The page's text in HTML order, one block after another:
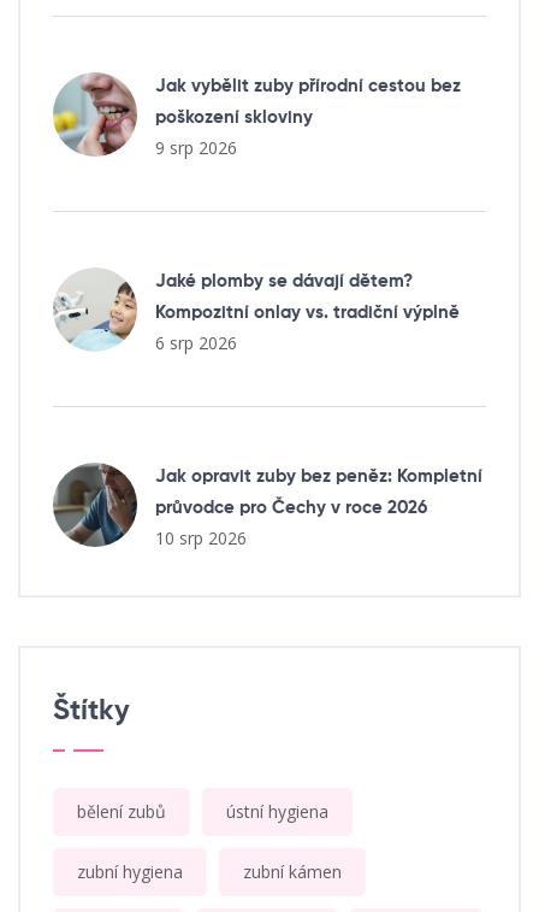
Jak vybělit zuby přírodní cestou bez
poškození skloviny
9 srp 2026
Jaké plomby se dávají dětem?
Kompozitní onlay vs. tradiční výplně
6 srp 2026
Jak opravit zuby bez peněz: Kompletní
průvodce pro Čechy v roce 2026
10 srp 2026
Štítky
bělení zubů ústní hygiena
zubní hygiena zubní kámen